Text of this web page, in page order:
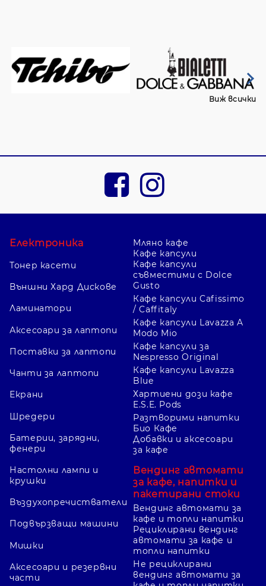
Виж всички
Електроника
Тонер касети
Външни Хард Дискове
Ламинатори
Аксесоари за лаптопи
Поставки за лаптопи
Чанти за лаптопи
Екрани
Шредери
Батерии, зарядни,
фенери
Настолни лампи и
крушки
Въздухопречистватели
Подвързващи машини
Мишки
Аксесоари и резервни
части
Мляно кафе
Кафе капсули
Кафе капсули
съвместими с Dolce
Gusto
Кафе капсули Cafissimo
/ Caffitaly
Кафе капсули Lavazza A
Modo Mio
Кафе капсули за
Nespresso Original
Кафе капсули Lavazza
Blue
Хартиени дози кафе
E.S.E. Pods
Разтворими напитки
Био Кафе
Добавки и аксесоари
за кафе
Вендинг автомати
за кафе, напитки и
пакетирани стоки
Вендинг автомати за
кафе и топли напитки
Рециклирани вендинг
автомати за кафе и
топли напитки
Не рециклирани
вендинг автомати за